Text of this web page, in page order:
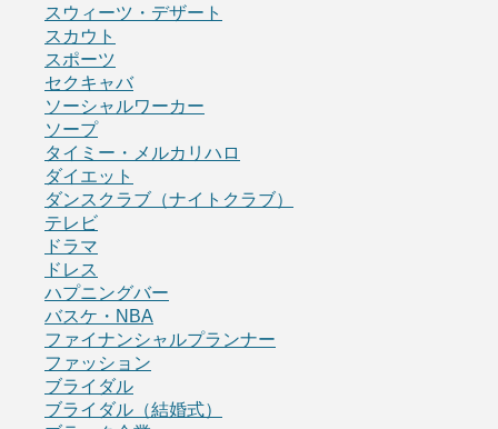
スウィーツ・デザート
スカウト
スポーツ
セクキャバ
ソーシャルワーカー
ソープ
タイミー・メルカリハロ
ダイエット
ダンスクラブ（ナイトクラブ）
テレビ
ドラマ
ドレス
ハプニングバー
バスケ・NBA
ファイナンシャルプランナー
ファッション
ブライダル
ブライダル（結婚式）